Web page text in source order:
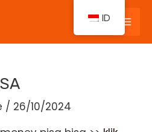
Main
/ 26/10/2024
ID